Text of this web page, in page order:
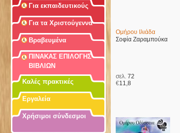
Ομήρου Ιλιάδα
Σοφία Ζαραμπούκα
σελ. 72
€11,8
Για εκπαιδευτικούς
Για τα Χριστούγεννα
Βραβευμένα
ΠΙΝΑΚΑΣ ΕΠΙΛΟΓΗΣ
ΒΙΒΛΙΩΝ
Καλές πρακτικές
Εργαλεία
Χρήσιμοι σύνδεσμοι